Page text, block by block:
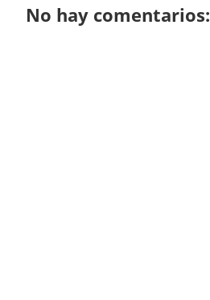
No hay comentarios: